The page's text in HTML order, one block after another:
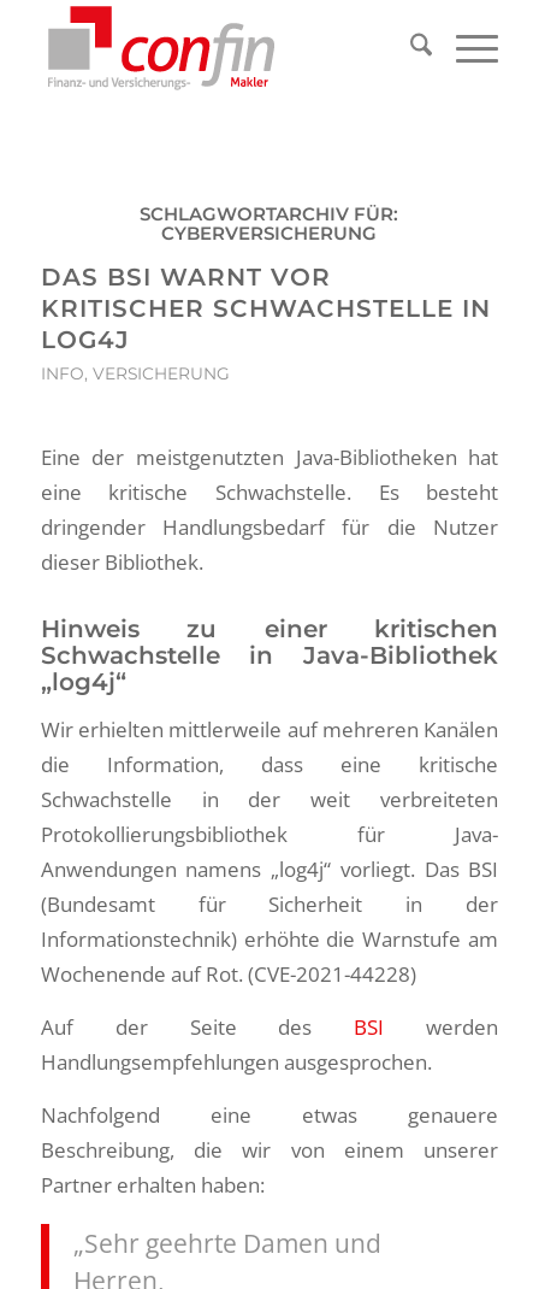
SCHLAGWORTARCHIV FÜR:
CYBERVERSICHERUNG
DAS BSI WARNT VOR
KRITISCHER SCHWACHSTELLE IN
LOG4J
INFO, VERSICHERUNG
Eine der meistgenutzten Java-Bibliotheken hat
eine kritische Schwachstelle. Es besteht
dringender Handlungsbedarf für die Nutzer
dieser Bibliothek.
Hinweis zu einer kritischen
Schwachstelle in Java-Bibliothek
„log4j“
Wir erhielten mittlerweile auf mehreren Kanälen
die Information, dass eine kritische
Schwachstelle in der weit verbreiteten
Protokollierungsbibliothek für Java-
Anwendungen namens „log4j“ vorliegt. Das BSI
(Bundesamt für Sicherheit in der
Informationstechnik) erhöhte die Warnstufe am
Wochenende auf Rot. (CVE-2021-44228)
Auf der Seite des BSI
werden
Handlungsempfehlungen ausgesprochen.
Nachfolgend eine etwas genauere
Beschreibung, die wir von einem unserer
Partner erhalten haben:
„Sehr geehrte Damen und
Herren,